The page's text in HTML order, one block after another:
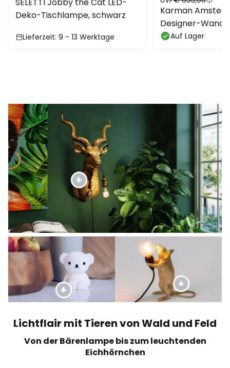
Deko-Tischlampe, schwarz
Lieferzeit: 9 - 13 Werktage
Karman
Designer-
Auf Lager
Lichtflair mit Tieren von Wald und Feld
Von der Bärenlampe bis zum leuchtenden
Eichhörnchen